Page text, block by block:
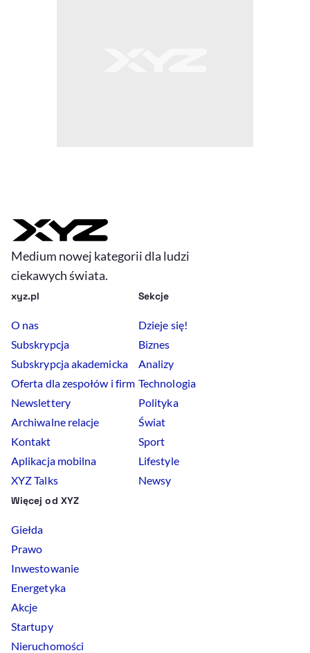
Medium nowej kategorii dla ludzi
ciekawych świata.
xyz.pl
O nas
Subskrypcja
Subskrypcja akademicka
Oferta dla zespołów i firm
Newslettery
Archiwalne relacje
Kontakt
Aplikacja mobilna
XYZ Talks
Sekcje
Dzieje się!
Biznes
Analizy
Technologia
Polityka
Świat
Sport
Lifestyle
Newsy
Więcej od XYZ
Giełda
Prawo
Inwestowanie
Energetyka
Akcje
Startupy
Nieruchomości